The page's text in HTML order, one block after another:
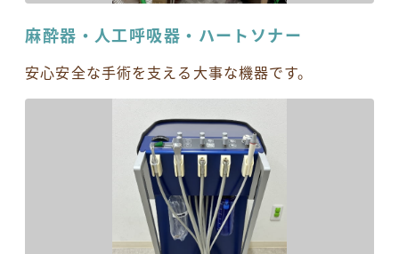
麻酔器・人工呼吸器・ハートソナー
安心安全な手術を支える大事な機器です。